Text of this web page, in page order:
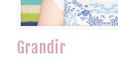
Grandir